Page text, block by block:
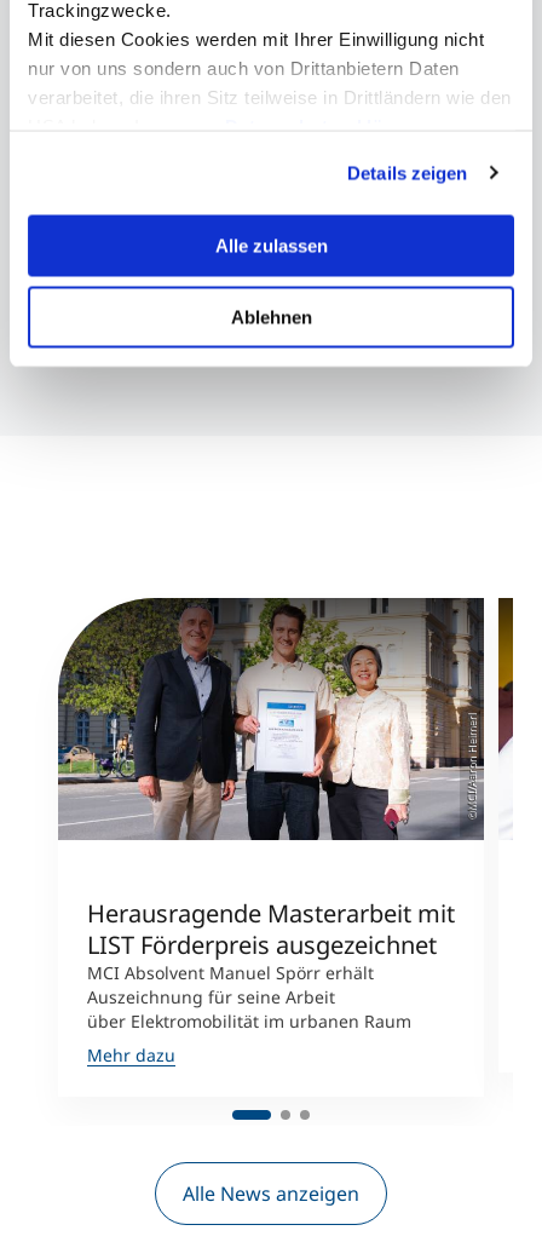
Trackingzwecke.
Mit diesen Cookies werden mit Ihrer Einwilligung nicht
nur von uns sondern auch von Drittanbietern Daten
verarbeitet, die ihren Sitz teilweise in Drittländern wie den
erklären Ihnen genau, was eine Datenübermittlung in die
USA bedeuten kann.
Details zeigen
Alle zulassen
Ablehnen
©MCI/Aaron Heimerl
Herausragende Masterarbeit mit
LIST Förderpreis ausgezeichnet
MCI Absolvent Manuel Spörr erhält
Auszeichnung für seine Arbeit
über Elektromobilität im urbanen Raum
Mehr dazu
Alle News anzeigen